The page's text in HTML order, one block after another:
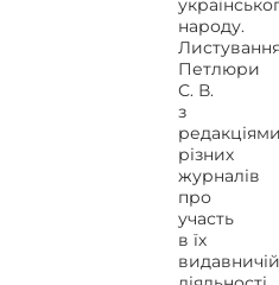
народу.
Петлюри
С. В.
з
різних
журналів
про
участь
в їх
видавничій